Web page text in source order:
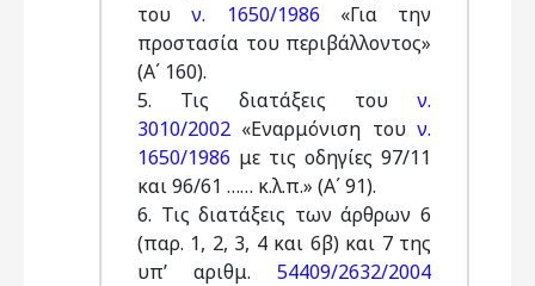
τουν. 1650/1986 «Για την
προστασία του περιβάλλοντος»
(Α΄ 160).
5. Τις διατάξεις του ν.
3010/2002 «Εναρμόνιση του ν.
1650/1986 με τις οδηγίες 97/11
και 96/61 …… κ.λ.π.» (Α΄ 91).
6. Τις διατάξεις των άρθρων 6
(παρ. 1, 2, 3, 4 και 6β) και 7 της
υπ’ αριθμ. 54409/2632/2004